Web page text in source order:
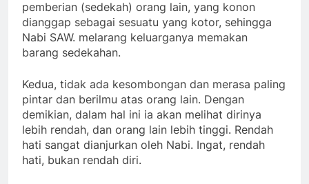
pemberian (sedekah) orang lain, yang konon
dianggap sebagai sesuatu yang kotor, sehingga
Nabi SAW. melarang keluarganya memakan
barang sedekahan.
Kedua, tidak ada kesombongan dan merasa paling
pintar dan berilmu atas orang lain. Dengan
demikian, dalam hal ini ia akan melihat dirinya
lebih rendah, dan orang lain lebih tinggi. Rendah
hati sangat dianjurkan oleh Nabi. Ingat, rendah
hati, bukan rendah diri.